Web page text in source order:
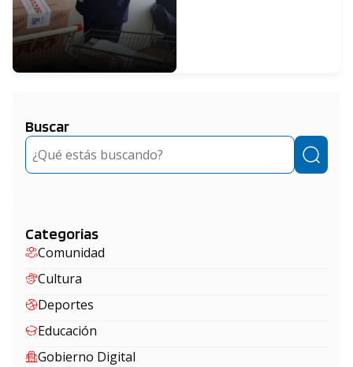
Buscar
Buscar
Categorias
Comunidad
Cultura
Deportes
Educación
Gobierno Digital